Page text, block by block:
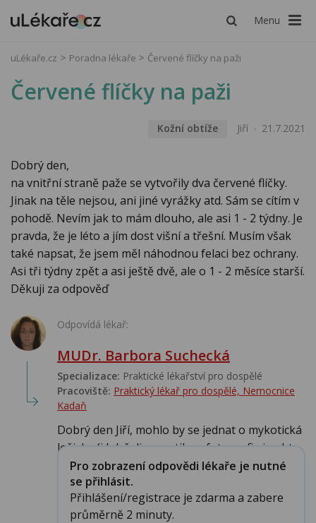
Menu
uLékaře.cz Poradna lékaře Červené flíčky na paži
Červené flíčky na paži
Kožní obtíže Jiří 21.7.2021
Dobrý den,
na vnitřní straně paže se vytvořily dva červené flíčky.
Jinak na těle nejsou, ani jiné vyrážky atd. Sám se cítím v
pohodě. Nevím jak to mám dlouho, ale asi 1 - 2 týdny. Je
pravda, že je léto a jím dost višní a třešní. Musím však
také napsat, že jsem měl náhodnou felaci bez ochrany.
Asi tři týdny zpět a asi ještě dvě, ale o 1 - 2 měsíce starší.
Děkuji za odpověď
Odpovídá lékař:
MUDr. Barbora Suchecká
Specializace: Praktické lékařství pro dospělé
Pracoviště: Praktický lékař pro dospělé, Nemocnice
Kadaň
Dobrý den Jiří, mohlo by se jednat o mykotická
ložiska (i když diagnostika z fotografie je obt...
Pro zobrazení odpovědi lékaře je nutné
se přihlásit.
Přihlášení/registrace je zdarma a zabere
průměrně 2 minuty.